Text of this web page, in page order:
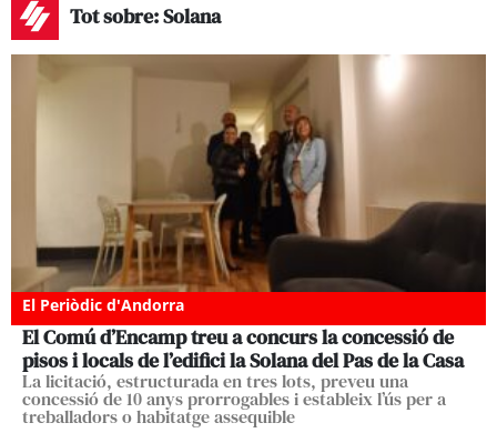
Tot sobre: Solana
El Periòdic d'Andorra
El Comú d’Encamp treu a concurs la concessió de
pisos i locals de l’edifici la Solana del Pas de la Casa
La licitació, estructurada en tres lots, preveu una
concessió de 10 anys prorrogables i estableix l’ús per a
treballadors o habitatge assequible